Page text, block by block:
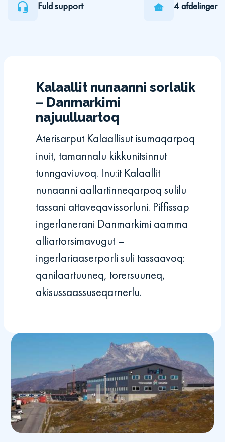
Fuld support 4 afdelinger
Kalaallit nunaanni sorlalik
– Danmarkimi
najuulluartoq
Aterisarput Kalaallisut isumaqarpoq
inuit, tamannalu kikkunitsinnut
tunngaviuvoq. Inu:it Kalaallit
nunaanni aallartinneqarpoq sulilu
tassani attaveqavissorluni. Piffissap
ingerlanerani Danmarkimi aamma
alliartorsimavugut –
ingerlariaaserporli suli tassaavoq:
qanilaartuuneq, torersuuneq,
akisussaassuseqarnerlu.